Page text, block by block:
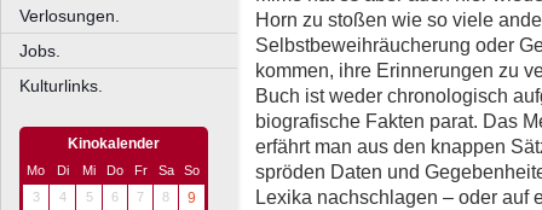
Verlosungen.
Jobs.
Kulturlinks.
Kinokalender
Mo Di Mi Do Fr Sa
So
3
4 5 6 7 8
9
Horn zu stoßen wie so viele
Selbstbeweihräucherung oder
kommen, ihre Erinnerungen zu
Buch ist weder chronologisch
biografische Fakten parat. Das
erfährt man aus den knappen
spröden Daten und
Lexika nachschlagen – oder auf